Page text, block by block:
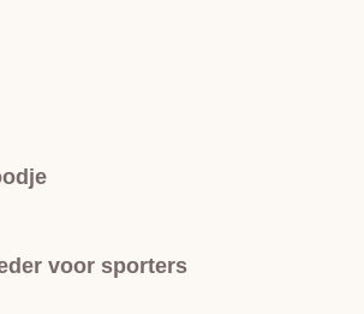
voor sporters